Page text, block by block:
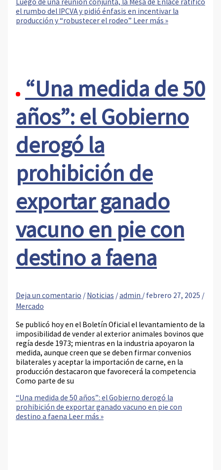
el rumbo del IPCVA y pidió énfasis en incentivar la
producción y “robustecer el rodeo” Leer más »
“Una medida de 50
años”: el Gobierno
derogó la
prohibición de
exportar ganado
vacuno en pie con
destino a faena
Deja un comentario / Noticias /admin / febrero 27, 2025 /
Mercado
Se publicó hoy en el Boletín Oficial el levantamiento de la
imposibilidad de vender al exterior animales bovinos que
regía desde 1973; mientras en la industria apoyaron la
medida, aunque creen que se deben firmar convenios
bilaterales y aceptar la importación de carne, en la
producción destacaron que favorecerá la competencia
Como parte de su
“Una medida de 50 años”: el Gobierno derogó la
prohibición de exportar ganado vacuno en pie con
destino a faena Leer más »